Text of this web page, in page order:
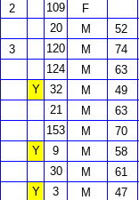
2 109 F
20 M
52
3 120 M 74
124 M 63
Y 32 M 49
21 M 63
153 M
70
Y 9 M 58
30 M 61
Y 3 M 47